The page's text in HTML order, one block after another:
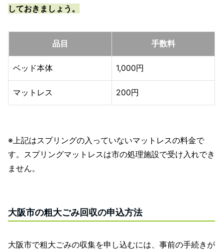
しておきましょう。
品目 手数料
ベッド本体 1,000円
マットレス 200円
※上記はスプリングの入っていないマットレスの料金で
す。スプリングマットレスは市の処理施設で受け入れでき
ません。
大阪市の粗大ごみ回収の申込方法
大阪市で粗大ごみの収集を申し込むには、事前の手続きが